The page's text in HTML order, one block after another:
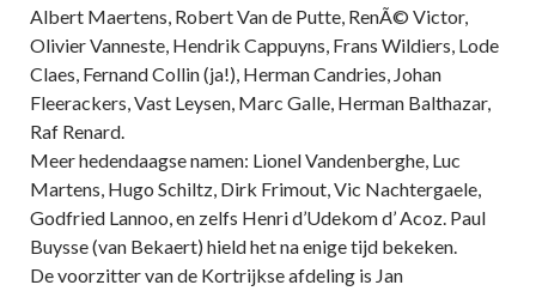
Albert Maertens, Robert Van de Putte, RenÃ© Victor,
Olivier Vanneste, Hendrik Cappuyns, Frans Wildiers, Lode
Claes, Fernand Collin (ja!), Herman Candries, Johan
Fleerackers, Vast Leysen, Marc Galle, Herman Balthazar,
Raf Renard.
Meer hedendaagse namen: Lionel Vandenberghe, Luc
Martens, Hugo Schiltz, Dirk Frimout, Vic Nachtergaele,
Godfried Lannoo, en zelfs Henri d’Udekom d’ Acoz. Paul
Buysse (van Bekaert) hield het na enige tijd bekeken.
De voorzitter van de Kortrijkse afdeling is Jan